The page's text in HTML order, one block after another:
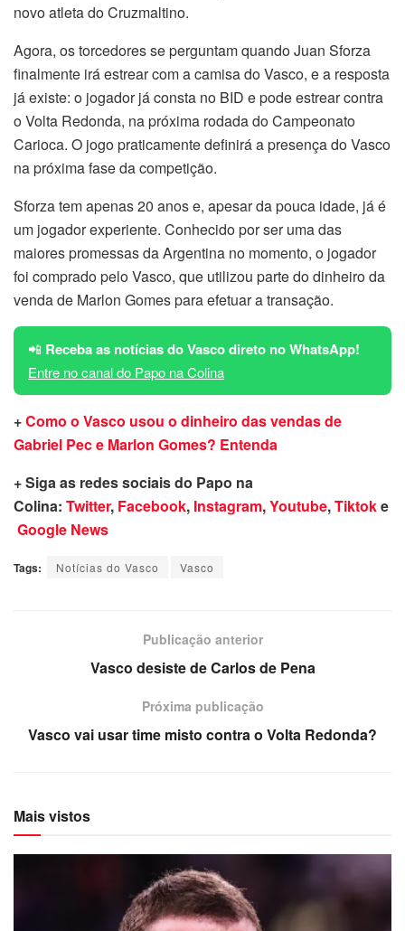
novo atleta do Cruzmaltino.
Agora, os torcedores se perguntam quando Juan Sforza
finalmente irá estrear com a camisa do Vasco, e a resposta
já existe: o jogador já consta no BID e pode estrear contra
o Volta Redonda, na próxima rodada do Campeonato
Carioca. O jogo praticamente definirá a presença do Vasco
na próxima fase da competição.
Sforza tem apenas 20 anos e, apesar da pouca idade, já é
um jogador experiente. Conhecido por ser uma das
maiores promessas da Argentina no momento, o jogador
foi comprado pelo Vasco, que utilizou parte do dinheiro da
venda de Marlon Gomes para efetuar a transação.
📲 Receba as notícias do Vasco direto no WhatsApp!
Entre no canal do Papo na Colina
+Como o Vasco usou o dinheiro das vendas de
Gabriel Pec e Marlon Gomes? Entenda
+ Siga as redes sociais do Papo na
Colina: Twitter, Facebook, Instagram,Youtube,Tiktoke
Google News
Tags: Notícias do Vasco Vasco
Publicação anterior
Vasco desiste de Carlos de Pena
Próxima publicação
Vasco vai usar time misto contra o Volta Redonda?
Mais vistos